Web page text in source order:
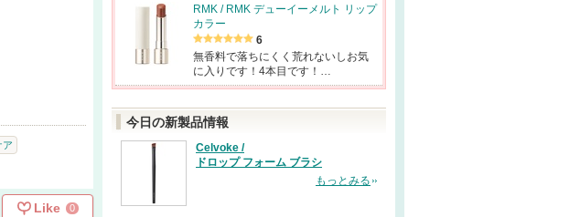
ア
Like 0
RMK / RMK デューイーメルト リップ
カラー
6
無香料で落ちにくく荒れないしお気
に入りです！4本目です！…
今日の新製品情報
Celvoke /
ドロップ フォーム ブラシ
もっとみる